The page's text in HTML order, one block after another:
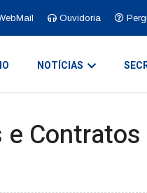
Ouvidoria
NOTÍCIAS
e Contratos